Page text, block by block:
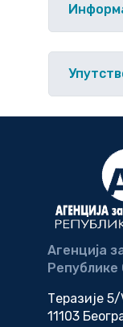
Агенција
Републике
Теразије 5/
11103